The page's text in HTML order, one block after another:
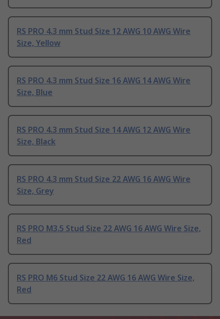
RS PRO 4.3 mm Stud Size 12 AWG 10 AWG Wire
Size, Yellow
RS PRO 4.3 mm Stud Size 16 AWG 14 AWG Wire
Size, Blue
RS PRO 4.3 mm Stud Size 14 AWG 12 AWG Wire
Size, Black
RS PRO 4.3 mm Stud Size 22 AWG 16 AWG Wire
Size, Grey
RS PRO M3.5 Stud Size 22 AWG 16 AWG Wire Size,
Red
RS PRO M6 Stud Size 22 AWG 16 AWG Wire Size,
Red